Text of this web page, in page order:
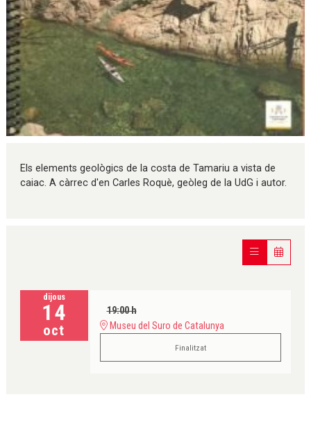
Els elements geològics de la costa de Tamariu a vista de
caiac. A càrrec d'en Carles Roquè, geòleg de la UdG i autor.
dijous
14
oct
19:00 h
Museu del Suro de Catalunya
Finalitzat